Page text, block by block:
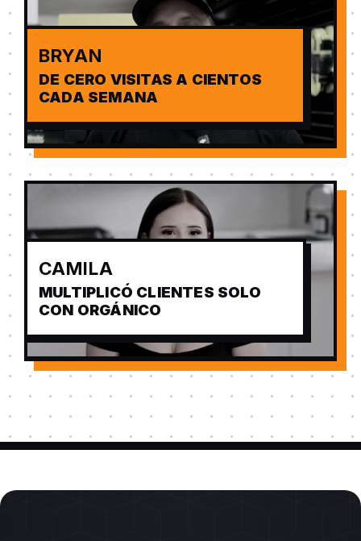
BRYAN
DE CERO VISITAS A CIENTOS
CADA SEMANA
CAMILA
MULTIPLICÓ CLIENTES SOLO
CON ORGÁNICO